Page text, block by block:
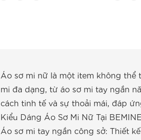
Áo sơ mi nữ là một item không thể
mi đa dạng, từ áo sơ mi tay ngắn
cách tinh tế và sự thoải mái, đáp
Kiểu Dáng Áo Sơ Mi Nữ Tại
Áo sơ mi tay ngắn công sở: Thiết